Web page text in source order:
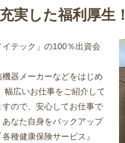
実した福利厚生！
テック」の100％出資会
器メーカーなどをはじめ
幅広いお仕事をご紹介して
ので、安心してお仕事で
なた自身をバックアップ
種健康保険サービス』